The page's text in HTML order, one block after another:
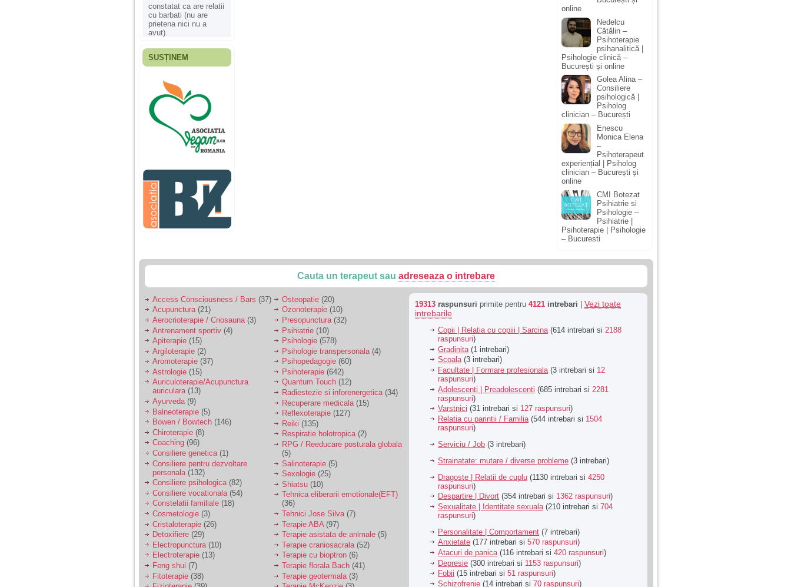
constatat ca are relatii
cu barbati (nu are
prietena nici nu a
avut).
Fiica mea s-a nascut
ani, privind in urma
realizez cat de multe
greseli am facut in
educatia si cresterea
ei, am fost o mama
egoista, preocupata
de implinirea
profesionala, cand ea
era mica am neglijat-
agresiva, orice
greseala era taxata cu
o palma sau pedepse.
De 4 ani am o relatie
serioasa cu un barbat
sa se manifeste o
Ma aflu aici pentru ca
vreau sa stiu daca am
nevoie de un psiholog
sau psihiatru.
Sunt casatorita, am
31 de ani si un copil in
varsta de 2 ani care
mi-e lumina ochilor.
De ceva timp simt ca
mi s-a adunat
oboseala, o oboseala
cronica de care nu pot
scapa si simt ca din
cauza ei nu pot
controla nervii si
cateodata are copilul
de suferit.
Am o bariera peste
care nu pot trece:
prietena mea a ramas
insarcinata cu o fata.
Am fost de comun
acord sa facem un
copil, cu gandul ca e
baiat.
SUSȚINEM
online
Nedelcu
Cătălin –
Psihoterapie
psihanalitică |
Psihologie clinică –
București și online
Golea Alina –
Consiliere
psihologică |
Psiholog
clinician – București
Enescu
Monica Elena
–
Psihoterapeut
experiențial | Psiholog
clinician – București și
online
CMI Botezat
Psihiatrie si
Psihologie –
Psihiatrie |
Psihoterapie | Psihologie
– Bucuresti
Cauta un terapeut sau adreseaza o intrebare
Access Consciousness / Bars (37)
Acupunctura(21)
Aerocrioterapie / Criosauna (3)
Antrenament sportiv (4)
Apiterapie (15)
Argiloterapie (2)
Aromoterapie (37)
Astrologie (15)
Auriculoterapie/Acupunctura
auriculara(13)
Ayurveda(9)
Balneoterapie (5)
Bowen / Bowtech (146)
Chiroterapie (8)
Coaching (96)
Consiliere genetica(1)
Consiliere pentru dezvoltare
personala (132)
Consiliere psihologica(82)
Consiliere vocationala (54)
Constelatii familiale (18)
Cosmetologie (3)
Cristaloterapie (26)
Detoxifiere (29)
Electropunctura (10)
Electroterapie (13)
Feng shui (7)
Fitoterapie (38)
Osteopatie (20)
Ozonoterapie (10)
Presopunctura (32)
Psihiatrie (10)
Psihologie (578)
Psihologie transpersonala (4)
Psihopedagogie (60)
Psihoterapie (642)
Quantum Touch (12)
Radiestezie si inforenergetica(34)
Recuperare medicala (15)
Reflexoterapie (127)
Reiki (135)
Respiratie holotropica(2)
RPG / Reeducare posturala globala
(5)
Salinoterapie (5)
Sexologie (25)
Shiatsu (10)
Tehnica eliberarii emotionale(EFT)
(36)
Tehnici Jose Silva(7)
Terapie ABA (97)
Terapie asistata de animale (5)
Terapie craniosacrala (52)
Terapie cu bioptron (6)
Terapie florala Bach (41)
Terapie geotermala (3)
19313 raspunsuri primite pentru 4121 intrebari
Vezi toate
intrebarile
Copii | Relatia cu copiii | Sarcina(614 intrebari si 2188
raspunsuri)
Gradinita (1 intrebari)
Scoala(3 intrebari)
Facultate | Formare profesionala (3 intrebari si 12
raspunsuri)
Adolescenti | Preadolescenti (685 intrebari si 2281
raspunsuri)
Varstnici (31 intrebari si 127 raspunsuri)
Relatia cu parintii / Familia (544 intrebari si 1504
raspunsuri)
Serviciu / Job (3 intrebari)
Strainatate: mutare / diverse probleme (3 intrebari)
Dragoste | Relatii de cuplu (1130 intrebari si 4250
raspunsuri)
Despartire | Divort (354 intrebari si 1362 raspunsuri)
Sexualitate | Identitate sexuala (210 intrebari si 704
raspunsuri)
Personalitate | Comportament (7 intrebari)
Anxietate (177 intrebari si 570 raspunsuri)
Atacuri de panica(116 intrebari si 420 raspunsuri)
Depresie (300 intrebari si 1153 raspunsuri)
Fobii (15 intrebari si 51 raspunsuri)
Schizofrenie (14 intrebari si 70 raspunsuri)